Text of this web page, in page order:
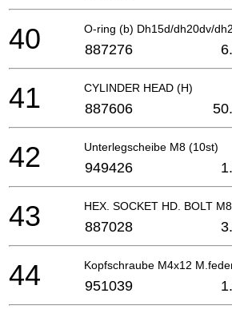
O-ring (b) Dh15d/dh20dv/
40 887276
CYLINDER HEAD (H)
41 887606
Unterlegscheibe M8 (10st)
42 949426
HEX. SOCKET HD. BOLT
43 887028
Kopfschraube M4x12
44 951039